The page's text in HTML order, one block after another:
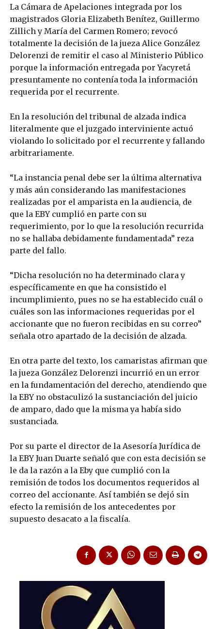
La Cámara de Apelaciones integrada por los
magistrados Gloria Elizabeth Benítez, Guillermo
Zillich y María del Carmen Romero; revocó
totalmente la decisión de la jueza Alice González
Delorenzi de remitir el caso al Ministerio Público
porque la información entregada por Yacyretá
presuntamente no contenía toda la información
requerida por el recurrente.
En la resolución del tribunal de alzada indica
literalmente que el juzgado interviniente actuó
violando lo solicitado por el recurrente y fallando
arbitrariamente.
“La instancia penal debe ser la última alternativa
y más aún considerando las manifestaciones
realizadas por el amparista en la audiencia, de
que la EBY cumplió en parte con su
requerimiento, por lo que la resolución recurrida
no se hallaba debidamente fundamentada” reza
parte del fallo.
“Dicha resolución no ha determinado clara y
específicamente en que ha consistido el
incumplimiento, pues no se ha establecido cuál o
cuáles son las informaciones requeridas por el
accionante que no fueron recibidas en su correo”
señala otro apartado de la decisión de alzada.
En otra parte del texto, los camaristas afirman que
la jueza González Delorenzi incurrió en un error
en la fundamentación del derecho, atendiendo que
la EBY no obstaculizó la sustanciación del juicio
de amparo, dado que la misma ya había sido
sustanciada.
Por su parte el director de la Asesoría Jurídica de
la EBY Juan Duarte señaló que con esta decisión se
le da la razón a la Eby que cumplió con la
remisión de todos los documentos requeridos al
correo del accionante. Así también se dejó sin
efecto la remisión de los antecedentes por
supuesto desacato a la fiscalía.